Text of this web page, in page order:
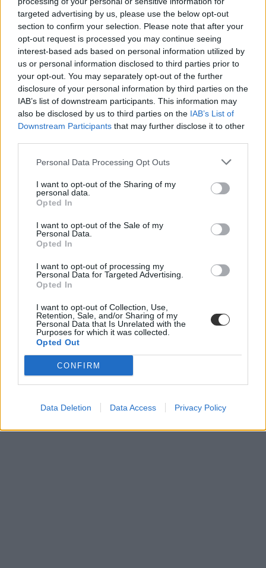
targeted advertising by us, please use the below opt-out
section to confirm your selection. Please note that after your
opt-out request is processed you may continue seeing
interest-based ads based on personal information utilized by
us or personal information disclosed to third parties prior to
your opt-out. You may separately opt-out of the further
disclosure of your personal information by third parties on the
IAB’s list of downstream participants. This information may
also be disclosed by us to third parties on the IAB’s List of
Downstream Participants that may further disclose it to other
Personal Data Processing Opt Outs
I want to opt-out of the Sharing of my
personal data.
Opted In
I want to opt-out of the Sale of my
Personal Data.
Opted In
I want to opt-out of processing my
Personal Data for Targeted Advertising.
Opted In
I want to opt-out of Collection, Use,
Retention, Sale, and/or Sharing of my
Personal Data that Is Unrelated with the
Purposes for which it was collected.
Opted Out
CONFIRM
Data Deletion Data Access Privacy Policy
Corvinus Egyetem
budapesti corvinus egyetem